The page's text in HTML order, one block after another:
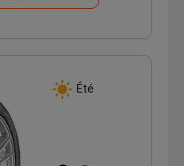
Été